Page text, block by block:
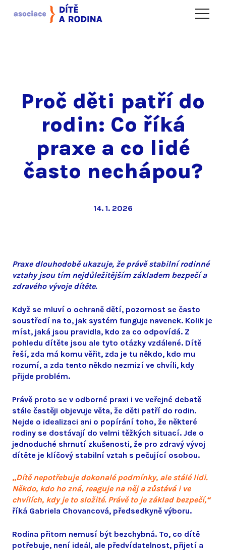
Menu
Proč děti patří do
rodin: Co říká
praxe a co lidé
často nechápou?
14. 1. 2026
Praxe dlouhodobě ukazuje, že právě stabilní rodinné
vztahy jsou tím nejdůležitějším základem bezpečí a
zdravého vývoje dítěte.
Když se mluví o ochraně dětí, pozornost se často
soustředí na to, jak systém funguje navenek. Kolik je
míst, jaká jsou pravidla, kdo za co odpovídá. Z
pohledu dítěte jsou ale tyto otázky vzdálené. Dítě
řeší, zda má komu věřit, zda je tu někdo, kdo mu
rozumí, a zda tento někdo nezmizí ve chvíli, kdy
přijde problém.
Právě proto se v odborné praxi i ve veřejné debatě
stále častěji objevuje věta, že děti patří do rodin.
Nejde o idealizaci ani o popírání toho, že některé
rodiny se dostávají do velmi těžkých situací. Jde o
jednoduché shrnutí zkušenosti, že pro zdravý vývoj
dítěte je klíčový stabilní vztah s pečující osobou.
„Dítě nepotřebuje dokonalé podmínky, ale stálé lidi.
Někdo, kdo ho zná, reaguje na něj a zůstává i ve
chvílích, kdy je to složité. Právě to je základ bezpečí,“
říká Gabriela Chovancová, předsedkyně výboru.
Rodina přitom nemusí být bezchybná. To, co dítě
potřebuje, není ideál, ale předvídatelnost, přijetí a